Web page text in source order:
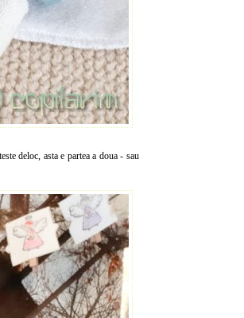
deloc, asta e partea a doua - sau